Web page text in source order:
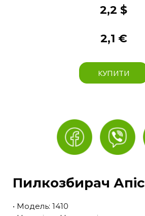
2,2 $
2,1 €
КУПИТИ
Пилкозбирач Апіс
• Модель: 1410